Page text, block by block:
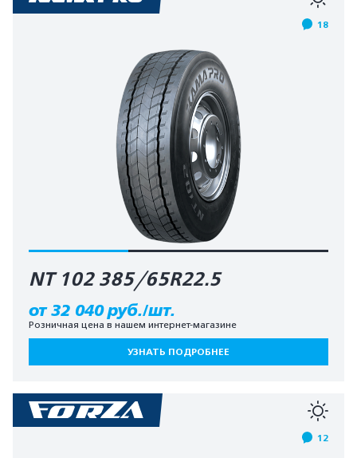
18
NT 102 385/65R22.5
от 32 040 руб./шт.
Розничная цена в нашем интернет-магазине
УЗНАТЬ ПОДРОБНЕЕ
12